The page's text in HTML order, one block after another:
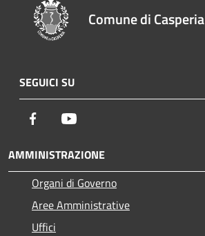
Comune di Casperia
SEGUICI SU
Facebook
AMMINISTRAZIONE
Organi di Governo
Aree Amministrative
Uffici